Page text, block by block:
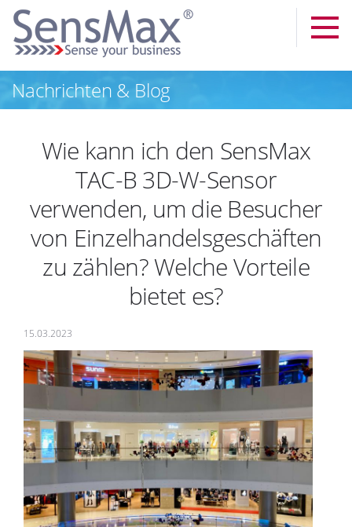
Nachrichten & Blog
Wie kann ich den SensMax
TAC-B 3D-W-Sensor
verwenden, um die Besucher
von Einzelhandelsgeschäften
zu zählen? Welche Vorteile
bietet es?
15.03.2023